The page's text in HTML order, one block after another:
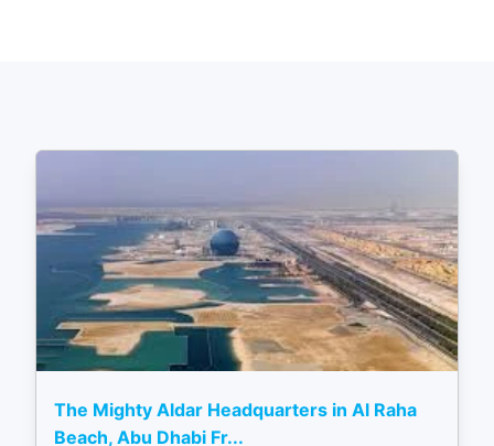
The Mighty Aldar Headquarters in Al Raha
Beach, Abu Dhabi Fr...